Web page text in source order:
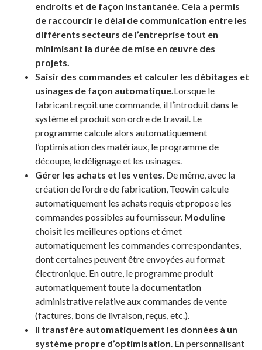
endroits et de façon instantanée. Cela a permis
de raccourcir le délai de communication entre les
différents secteurs de l’entreprise tout en
minimisant la durée de mise en œuvre des
projets.
Saisir des commandes et calculer les débitages et
usinages de façon automatique.Lorsque le
fabricant reçoit une commande, il l’introduit dans le
système et produit son ordre de travail. Le
programme calcule alors automatiquement
l’optimisation des matériaux, le programme de
découpe, le délignage et les usinages.
Gérer les achats et les ventes. De même, avec la
création de l’ordre de fabrication, Teowin calcule
automatiquement les achats requis et propose les
commandes possibles au fournisseur. Moduline
choisit les meilleures options et émet
automatiquement les commandes correspondantes,
dont certaines peuvent être envoyées au format
électronique. En outre, le programme produit
automatiquement toute la documentation
administrative relative aux commandes de vente
(factures, bons de livraison, reçus, etc.).
Il transfère automatiquement les données à un
système propre d’optimisation. En personnalisant